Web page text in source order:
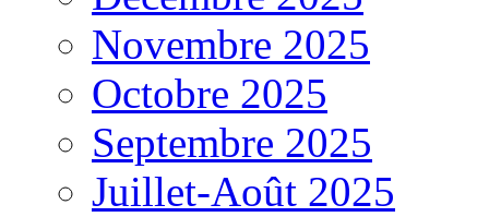
Novembre 2025
Octobre 2025
Septembre 2025
Juillet-Août 2025